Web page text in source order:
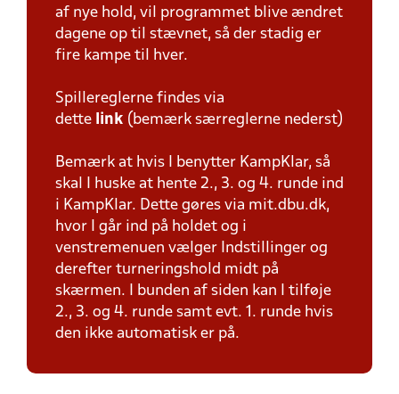
af nye hold, vil programmet blive ændret
dagene op til stævnet, så der stadig er
fire kampe til hver.
Spillereglerne findes via
dette link (bemærk særreglerne nederst)
Bemærk at hvis I benytter KampKlar, så
skal I huske at hente 2., 3. og 4. runde ind
i KampKlar. Dette gøres via mit.dbu.dk,
hvor I går ind på holdet og i
venstremenuen vælger Indstillinger og
derefter turneringshold midt på
skærmen. I bunden af siden kan I tilføje
2., 3. og 4. runde samt evt. 1. runde hvis
den ikke automatisk er på.